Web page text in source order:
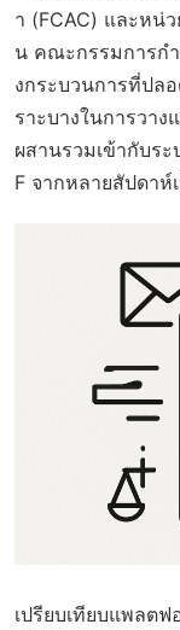
า (FCAC) และหน่
น คณะกรรมการก
งกระบวนการที่ปล
ราะบางในการวา
ผสานรวมเข้ากับระ
F จากหลายสัปดาห์
เปรียบเทียบแพลต